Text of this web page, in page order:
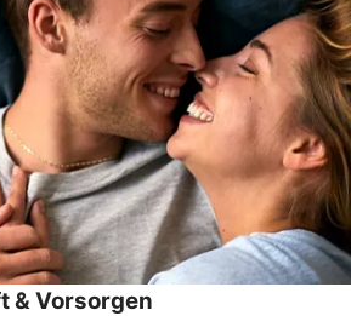
& Vorsorgen